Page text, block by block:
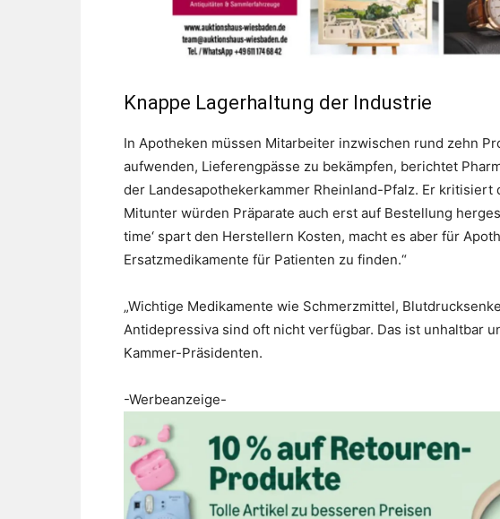
Knappe Lagerhaltung der Industrie
In Apotheken müssen Mitarbeiter inzwischen rund zehn
aufwenden, Lieferengpässe zu bekämpfen, berichtet
der Landesapothekerkammer Rheinland-Pfalz. Er
Mitunter würden Präparate auch erst auf Bestellung
time‘ spart den Herstellern Kosten, macht es aber für
Ersatzmedikamente für Patienten zu finden.“
„Wichtige Medikamente wie Schmerzmittel,
Antidepressiva sind oft nicht verfügbar. Das ist unhaltbar
Kammer-Präsidenten.
-Werbeanzeige-